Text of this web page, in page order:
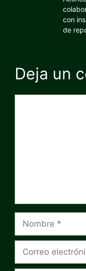
con
de
Deja un
electrónico